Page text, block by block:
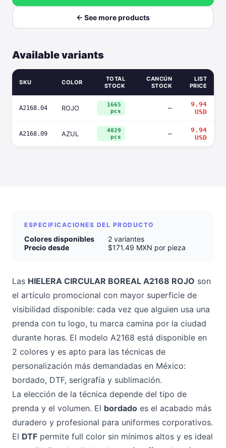
← See more products
Available variants
SKU COLOR
TOTAL
STOCK
CANCÚN
STOCK
LIST
PRICE
A2168.04 ROJO
1665
pcs
—
9.94
USD
A2168.09 AZUL
4029
pcs
—
9.94
USD
ESPECIFICACIONES DEL PRODUCTO
Colores disponibles
2 variantes
Precio desde
$171.49 MXN por pieza
Las HIELERA CIRCULAR BOREAL A2168 ROJO son
el artículo promocional con mayor superficie de
visibilidad disponible: cada vez que alguien usa una
prenda con tu logo, tu marca camina por la ciudad
durante horas. El modelo A2168 está disponible en
2 colores y es apto para las técnicas de
personalización más demandadas en México:
bordado, DTF, serigrafía y sublimación.
La elección de la técnica depende del tipo de
prenda y el volumen. El bordado es el acabado más
duradero y profesional para uniformes corporativos.
El DTF permite full color sin mínimos altos y es ideal